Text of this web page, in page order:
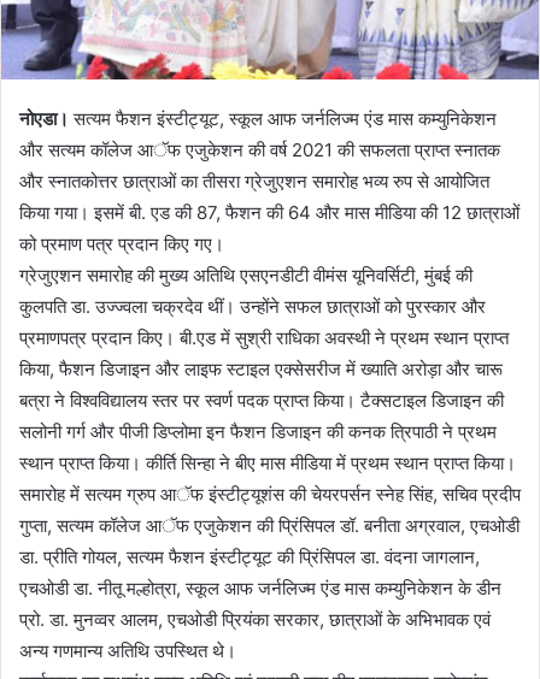
नोएडा। सत्यम फैशन इंस्टीट्यूट, स्कूल आफ जर्नलिज्म एंड मास कम्युनिकेशन
और सत्यम कॉलेज आॅफ एजुकेशन की वर्ष 2021 की सफलता प्राप्त स्नातक
और स्नातकोत्तर छात्राओं का तीसरा ग्रेजुएशन समारोह भव्य रुप से आयोजित
किया गया। इसमें बी. एड की 87, फैशन की 64 और मास मीडिया की 12 छात्राओं
को प्रमाण पत्र प्रदान किए गए।
ग्रेजुएशन समारोह की मुख्य अतिथि एसएनडीटी वीमंस यूनिवर्सिटी, मुंबई की
कुलपति डा. उज्ज्वला चक्रदेव थीं। उन्होंने सफल छात्राओं को पुरस्कार और
प्रमाणपत्र प्रदान किए। बी.एड में सुश्री राधिका अवस्थी ने प्रथम स्थान प्राप्त
किया, फैशन डिजाइन और लाइफ स्टाइल एक्सेसरीज में ख्याति अरोड़ा और चारू
बत्रा ने विश्वविद्यालय स्तर पर स्वर्ण पदक प्राप्त किया। टैक्सटाइल डिजाइन की
सलोनी गर्ग और पीजी डिप्लोमा इन फैशन डिजाइन की कनक त्रिपाठी ने प्रथम
स्थान प्राप्त किया। कीर्ति सिन्हा ने बीए मास मीडिया में प्रथम स्थान प्राप्त किया।
समारोह में सत्यम ग्रुप आॅफ इंस्टीट्यूशंस की चेयरपर्सन स्नेह सिंह, सचिव प्रदीप
गुप्ता, सत्यम कॉलेज आॅफ एजुकेशन की प्रिंसिपल डॉ. बनीता अग्रवाल, एचओडी
डा. प्रीति गोयल, सत्यम फैशन इंस्टीट्यूट की प्रिंसिपल डा. वंदना जागलान,
एचओडी डा. नीतू मल्होत्रा, स्कूल आफ जर्नलिज्म एंड मास कम्युनिकेशन के डीन
प्रो. डा. मुनव्वर आलम, एचओडी प्रियंका सरकार, छात्राओं के अभिभावक एवं
अन्य गणमान्य अतिथि उपस्थित थे।